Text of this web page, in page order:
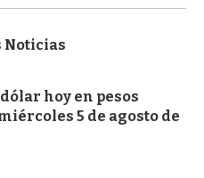
Noticias
hoy en pesos
5 de agosto de